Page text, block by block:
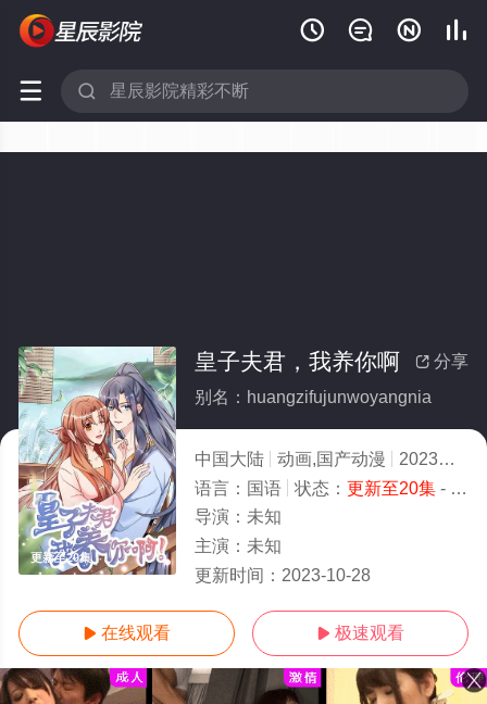
   
 
更新至20集
 分享
皇子夫君，我养你啊
别名：huangzifujunwoyangnia
中国大陆 动画,国产动漫 2023
8.0
语言： 国语 状态： 更新至20集- 免费在线观看
导演： 未知
主演： 未知
更新时间： 2023-10-28
 在线观看  极速观看